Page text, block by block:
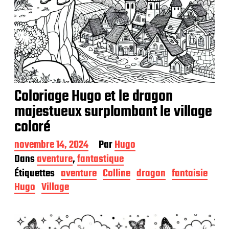
Coloriage Hugo et le dragon
majestueux surplombant le village
coloré
D
a
t
e
d
e
u
novembre 14, 2024 ParHugo
Dansaventure,fantastique
Étiquettes aventure Colline dragon fantaisie
Hugo Village